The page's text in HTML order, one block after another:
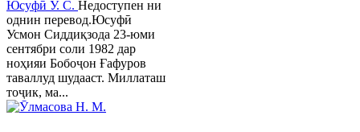
Юсуфӣ У. C. Недоступен ни
однин перевод.Юсуфӣ
Усмон Сиддиқзода 23-юми
сентябри соли 1982 дар
ноҳияи Бобоҷон Ғафуров
таваллуд шудааст. Миллаташ
тоҷик, ма...